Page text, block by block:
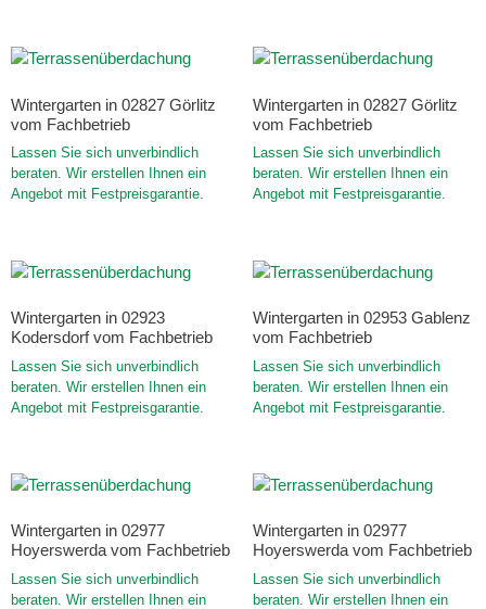
Wintergarten in 02827 Görlitz
vom Fachbetrieb
Lassen Sie sich unverbindlich
beraten. Wir erstellen Ihnen ein
Angebot mit Festpreisgarantie.
Wintergarten in 02827 Görlitz
vom Fachbetrieb
Lassen Sie sich unverbindlich
beraten. Wir erstellen Ihnen ein
Angebot mit Festpreisgarantie.
Wintergarten in 02923
Kodersdorf vom Fachbetrieb
Lassen Sie sich unverbindlich
beraten. Wir erstellen Ihnen ein
Angebot mit Festpreisgarantie.
Wintergarten in 02953 Gablenz
vom Fachbetrieb
Lassen Sie sich unverbindlich
beraten. Wir erstellen Ihnen ein
Angebot mit Festpreisgarantie.
Wintergarten in 02977
Hoyerswerda vom Fachbetrieb
Lassen Sie sich unverbindlich
beraten. Wir erstellen Ihnen ein
Wintergarten in 02977
Hoyerswerda vom Fachbetrieb
Lassen Sie sich unverbindlich
beraten. Wir erstellen Ihnen ein